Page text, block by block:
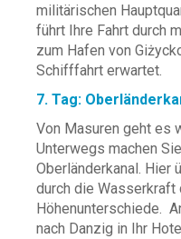
militärischen
führt Ihre Fahrt durch
zum Hafen von
Schifffahrt erwartet.
7. Tag:
Von Masuren geht es
Unterwegs machen
Oberländerkanal. Hier
durch die Wasserkraft
Höhenunterschiede.
nach Danzig in Ihr